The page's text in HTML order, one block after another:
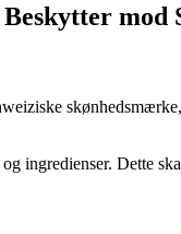
mod
Dette